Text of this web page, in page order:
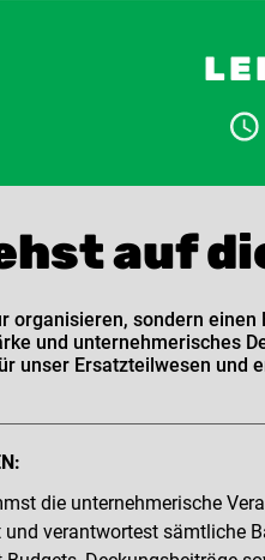
auf
organisieren, sondern
und unternehmerisches
unser Ersatzteilwesen und
die unternehmerische
und verantwortest sämtliche